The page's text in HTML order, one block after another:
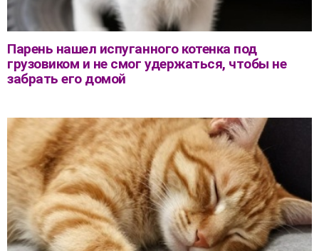
Парень нашел испуганного котенка под
грузовиком и не смог удержаться, чтобы не
забрать его домой